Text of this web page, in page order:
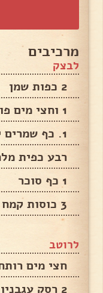
מרכיבים
לבצק
2 כפות שמן
1 וחצי מים פושרים
1. כף שמרים יבשים
רבע כפית
1 כף סוכר
3 כוסות קמח
לרוטב
חצי מים
2 רסק עגבניות